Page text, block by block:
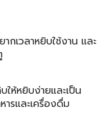
เวลาหยิบใช้งาน และ
ห้หยิบง่ายและเป็น
รและเครื่องดื่ม